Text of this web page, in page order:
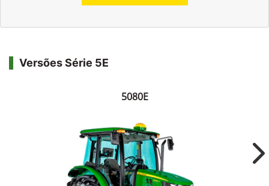
Versões Série 5E
5080E